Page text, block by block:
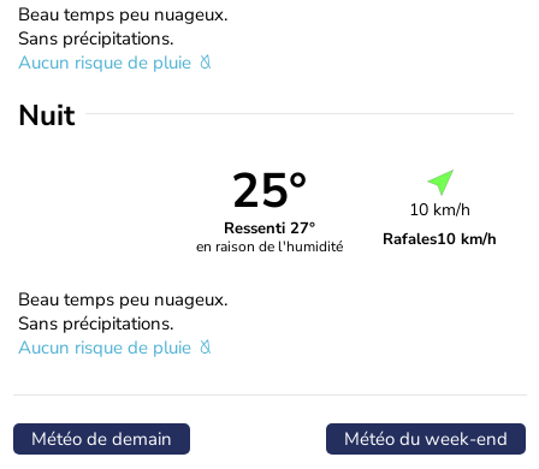
Beau temps peu nuageux.
Sans précipitations.
Aucun risque de pluie
Nuit
25°
Ressenti 27°
en raison de l'humidité
10 km/h
Rafales10 km/h
Beau temps peu nuageux.
Sans précipitations.
Aucun risque de pluie
Météo de demain Météo du week-end